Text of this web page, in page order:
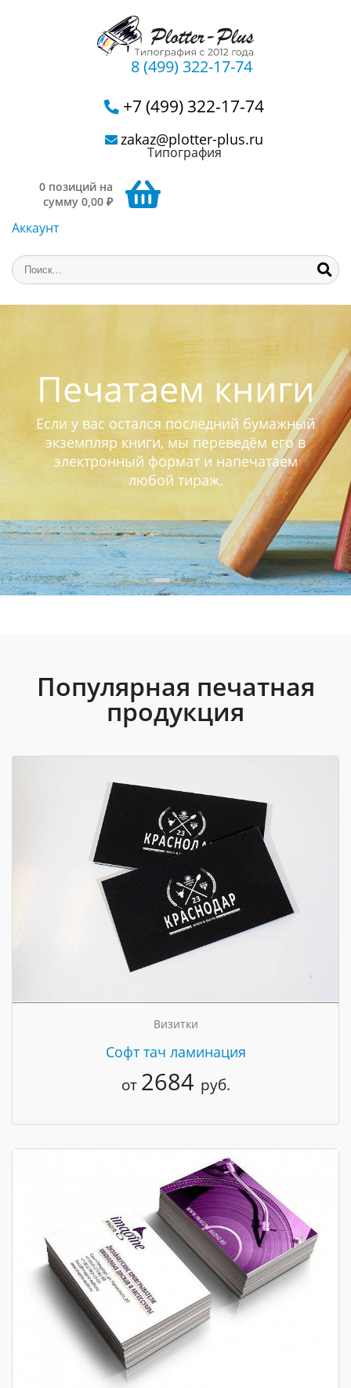
8 (499) 322-17-74
+7 (499) 322-17-74
zakaz@plotter-plus.ru
Типография
0 позиций на
сумму 0,00 ₽
Аккаунт
Печатаем книги
Если у вас остался последний бумажный
экземпляр книги, мы переведём его в
электронный формат и напечатаем
любой тираж.
Популярная печатная
продукция
Визитки
Cофт тач ламинация
от 2684 руб.